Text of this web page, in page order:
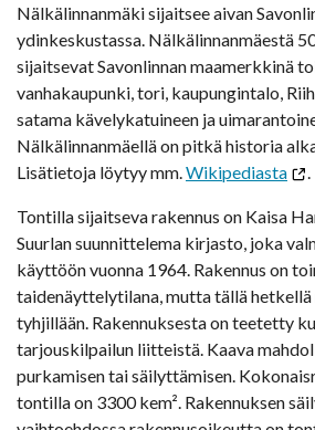
Nälkälinnanmäki sijaitsee aivan
ydinkeskustassa. Nälkälinnanmäestä
sijaitsevat Savonlinnan maamerkkinä
vanhakaupunki, tori, kaupungintalo,
satama kävelykatuineen ja
Nälkälinnanmäellä on pitkä historia
Lisätietoja löytyy mm. Wikipediasta
Tontilla sijaitseva rakennus on Kaisa
Suurlan suunnittelema kirjasto, joka
käyttöön vuonna 1964. Rakennus on
taidenäyttelytilana, mutta tällä hetkellä
tyhjillään. Rakennuksesta on teetetty
tarjouskilpailun liitteistä. Kaava
purkamisen tai säilyttämisen.
tontilla on 3300 kem². Rakennuksen